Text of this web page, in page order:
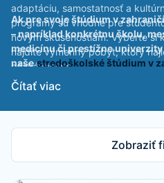
adaptáciu, samostatnosť a
programy sú vhodné pre
novým skúsenostiam. Vyberte si
nájdite výmenný pobyt, ktorý
očakávaniam.
Ak pre svoje štúdium v
– napríklad konkrétnu školu,
medicínu či prestížne univerzity
naše stredoškolské štúdium v
ktoré vám umožní nastaviť si
ambícií.
Čítať viac
Zobraziť